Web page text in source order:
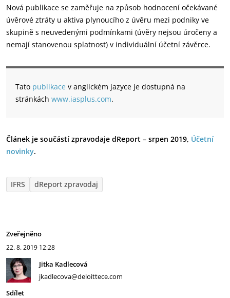
Nová publikace se zaměřuje na způsob hodnocení očekávané
úvěrové ztráty u aktiva plynoucího z úvěru mezi podniky ve
skupině s neuvedenými podmínkami (úvěry nejsou úročeny a
nemají stanovenou splatnost) v individuální účetní závěrce.
Tato publikace v anglickém jazyce je dostupná na
stránkách www.iasplus.com.
Článek je součástí zpravodaje dReport – srpen 2019, Účetní
novinky.
IFRS dReport zpravodaj
Zveřejněno
22. 8. 2019 12:28
Jitka Kadlecová
jkadlecova@deloittece.com
Sdílet